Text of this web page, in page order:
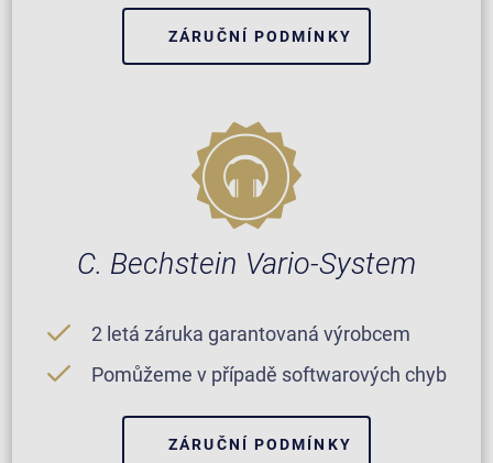
ZÁRUČNÍ PODMÍNKY
C. Bechstein Vario-System
2 letá záruka garantovaná výrobcem
Pomůžeme v případě softwarových chyb
ZÁRUČNÍ PODMÍNKY